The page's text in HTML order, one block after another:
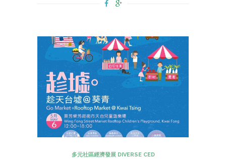
多元社區經濟發展 DIVERSE CED